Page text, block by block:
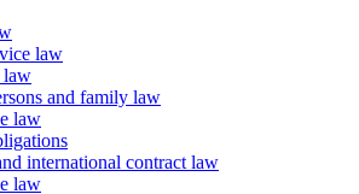
law
law
and family law
law
international contract law
law